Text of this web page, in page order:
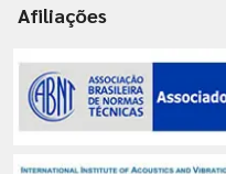
Afiliações